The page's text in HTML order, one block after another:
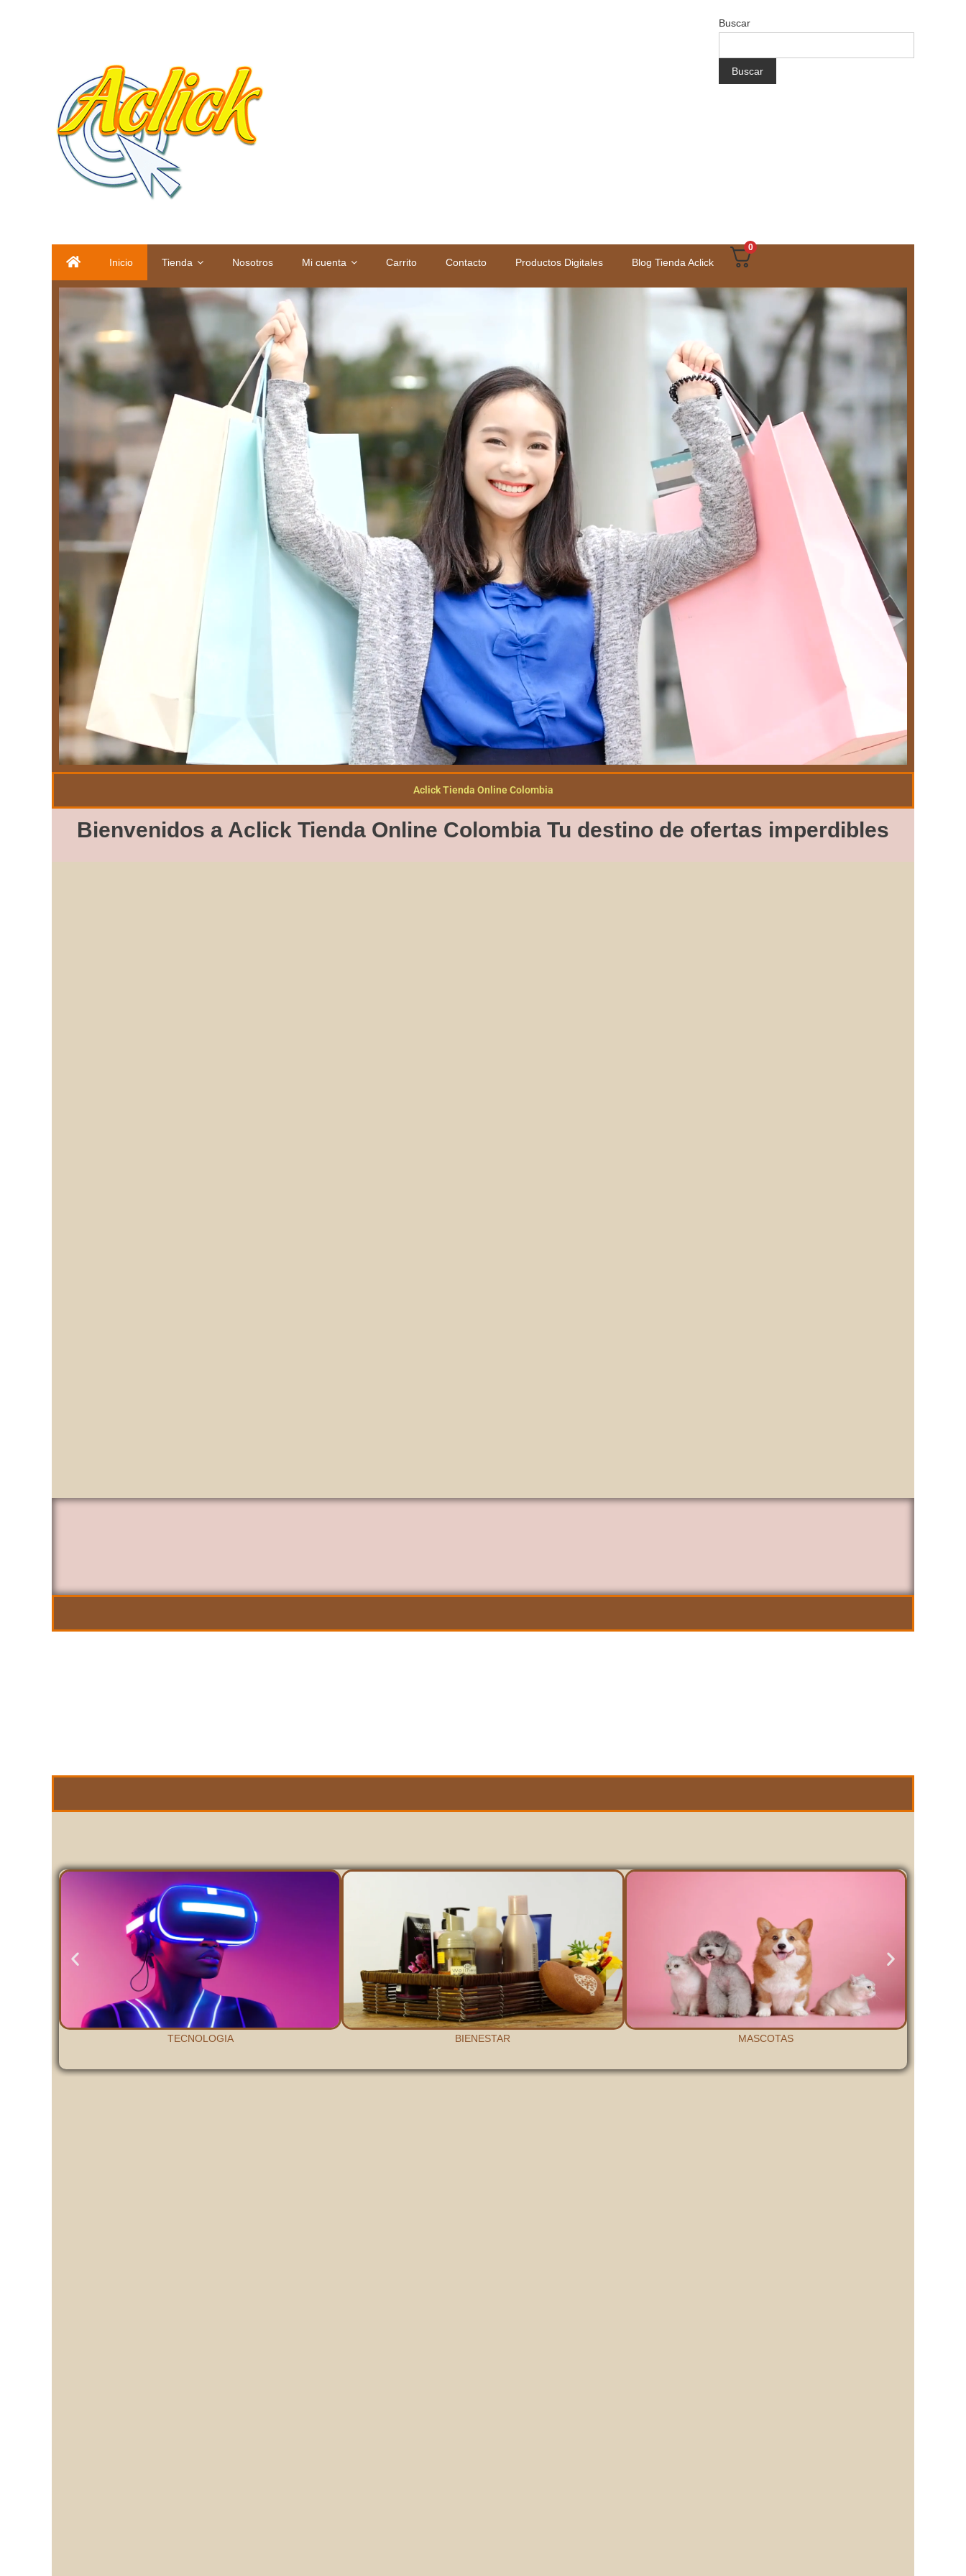
Aclick Tienda Online Colombia
Aclick Tienda Online Colombia: Encuentra ofertas y promociones permanentes en Belleza, tecnología, moda, hogar y más. Compra fácil, seguro y con envíos a todo el país
Buscar
Buscar
Inicio Tienda Nosotros Mi cuenta Carrito Contacto Productos Digitales Blog Tienda Aclick
0
Aclick Tienda Online Colombia
Bienvenidos a Aclick Tienda Online Colombia Tu destino de ofertas imperdibles
TECNOLOGIA BIENESTAR MASCOTAS